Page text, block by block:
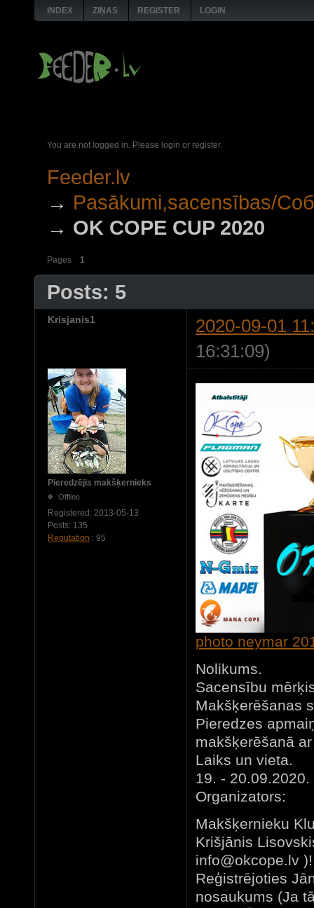
INDEX ZIŅAS REGISTER LOGIN
You are not logged in. Please login or register.
Feeder.lv
→ Pasākumi,sacensības/
→ OK COPE CUP 2020
Pages 1
Posts: 5
Krisjanis1
2020-09-01
16:31:09)
Pieredzējis makšķernieks
Offline
Registered: 2013-05-13
Posts: 135
Reputation : 95
photo neymar
Nolikums.
Sacensību
Makšķerēšanas
Pieredzes
makšķerēšanā
Laiks un vieta.
19. -
Organizators:
Makšķernieku
Krišjānis
info@okcope.lv )!
Reģistrējoties
nosaukums (Ja